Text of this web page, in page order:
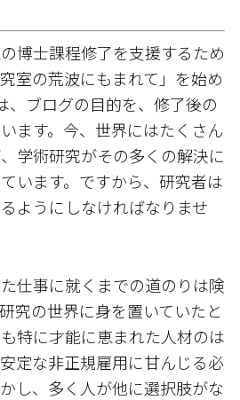
博士課程修了を支援するため
室の荒波にもまれて」を始め
、ブログの目的を、修了後の
ます。今、世界にはたくさん
学術研究がその多くの解決に
います。ですから、研究者は
ようにしなければなりませ
仕事に就くまでの道のりは険
究の世界に身を置いていたと
特に才能に恵まれた人材のは
定な非正規雇用に甘んじる必
し、多く人が他に選択肢がな